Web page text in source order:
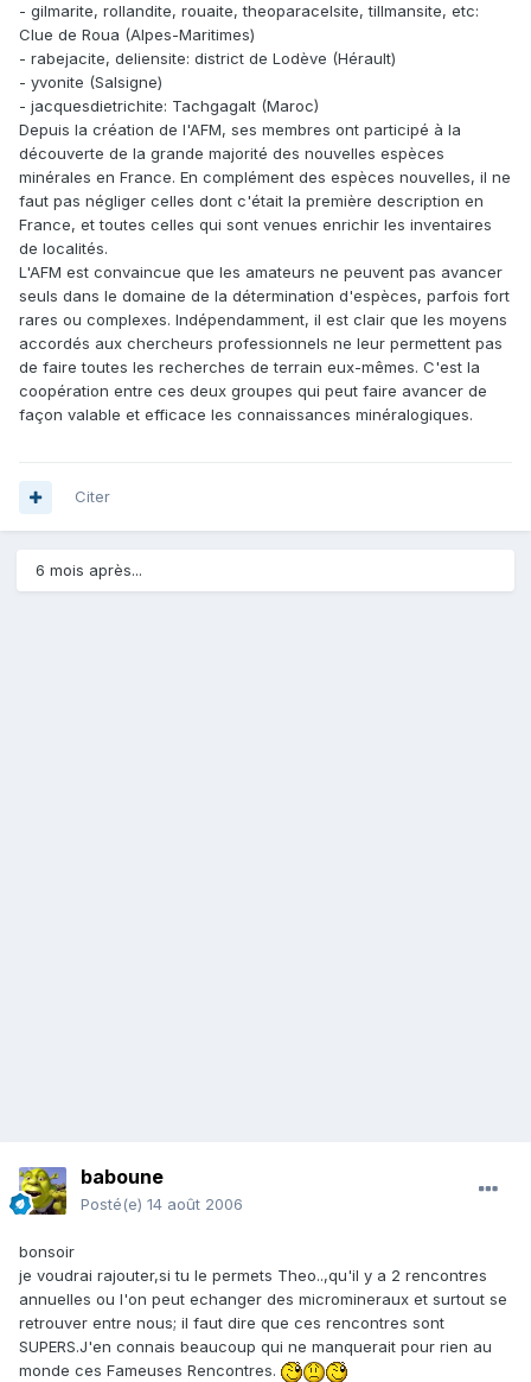
- gilmarite, rollandite, rouaite, theoparacelsite, tillmansite, etc:
Clue de Roua (Alpes-Maritimes)
- rabejacite, deliensite: district de Lodève (Hérault)
- yvonite (Salsigne)
- jacquesdietrichite: Tachgagalt (Maroc)
Depuis la création de l'AFM, ses membres ont participé à la
découverte de la grande majorité des nouvelles espèces
minérales en France. En complément des espèces nouvelles, il ne
faut pas négliger celles dont c'était la première description en
France, et toutes celles qui sont venues enrichir les inventaires
de localités.
L'AFM est convaincue que les amateurs ne peuvent pas avancer
seuls dans le domaine de la détermination d'espèces, parfois fort
rares ou complexes. Indépendamment, il est clair que les moyens
accordés aux chercheurs professionnels ne leur permettent pas
de faire toutes les recherches de terrain eux-mêmes. C'est la
coopération entre ces deux groupes qui peut faire avancer de
façon valable et efficace les connaissances minéralogiques.
Citer
6 mois après...
baboune
Posté(e) 14 août 2006
bonsoir
je voudrai rajouter,si tu le permets Theo..,qu'il y a 2 rencontres
annuelles ou l'on peut echanger des micromineraux et surtout se
retrouver entre nous; il faut dire que ces rencontres sont
SUPERS.J'en connais beaucoup qui ne manquerait pour rien au
monde ces Fameuses Rencontres.